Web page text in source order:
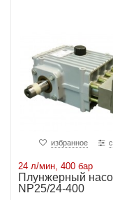
избранное
24 л/мин, 400 бар
Плунжерный
NP25/24-400